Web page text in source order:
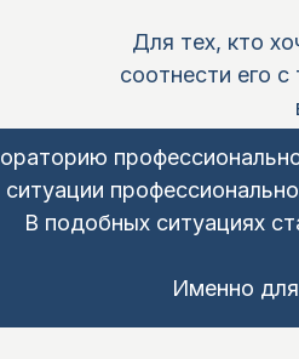
Для тех, кто
соотнести его
ситуации
В подобных ситуациях
Именно